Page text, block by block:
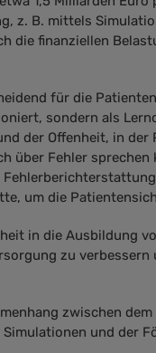
z. B. mittels
die finanziellen
für die
sondern als
der Offenheit, in der
über Fehler sprechen
um die
in die Ausbildung
zu verbessern
zwischen
und der